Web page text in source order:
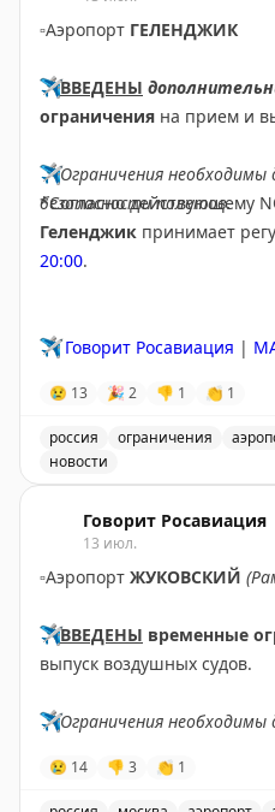
▫️Аэропорт ГЕЛЕНДЖИК
✈️ВВЕДЕНЫ
ограничения на прием и
✈️Ограничения необходимы
безопасности полетов.
*Согласно действующему
Геленджик принимает
20:00.
✈️ Говорит Росавиация |
😢 13 🎉 2 👎 1 👏 1
россия ограничения
новости
Говорит Росавиация
13 июл.
▫️Аэропорт ЖУКОВСКИЙ
✈️ВВЕДЕНЫ временные
выпуск воздушных судов.
✈️Ограничения необходимы
😢 14 👎 3 👏 1